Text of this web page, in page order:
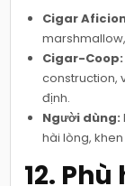
Cigar
Cigar-Coop:
construction,
định.
Người dùng:
hài lòng,
12.